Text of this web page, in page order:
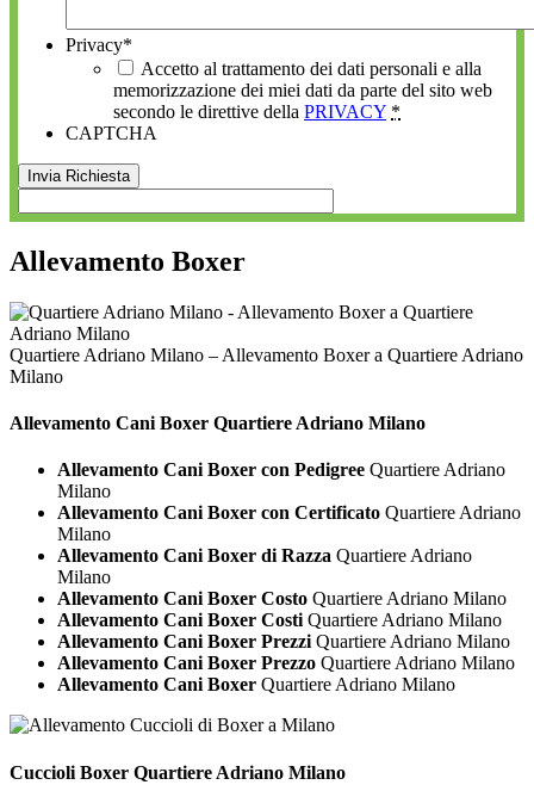
Privacy*
Accetto al trattamento dei dati personali e alla
memorizzazione dei miei dati da parte del sito web
secondo le direttive della PRIVACY *
CAPTCHA
Allevamento Boxer
Quartiere Adriano Milano – Allevamento Boxer a Quartiere Adriano
Milano
Allevamento Cani Boxer Quartiere Adriano Milano
Allevamento Cani Boxer con Pedigree Quartiere Adriano
Milano
Allevamento Cani Boxer con Certificato Quartiere Adriano
Milano
Allevamento Cani Boxer di Razza Quartiere Adriano
Milano
Allevamento Cani Boxer Costo Quartiere Adriano Milano
Allevamento Cani Boxer Costi Quartiere Adriano Milano
Allevamento Cani Boxer Prezzi Quartiere Adriano Milano
Allevamento Cani Boxer Prezzo Quartiere Adriano Milano
Allevamento Cani Boxer Quartiere Adriano Milano
Cuccioli Boxer Quartiere Adriano Milano